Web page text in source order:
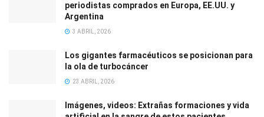
periodistas comprados en Europa, EE.UU. y
Argentina
3 ABRIL, 2026
Los gigantes farmacéuticos se posicionan para
la ola de turbocáncer
23 ABRIL, 2026
Imágenes, videos: Extrañas formaciones y vida